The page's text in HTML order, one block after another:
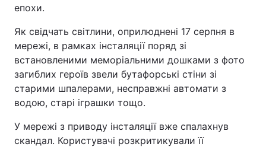
Економіка
Спорт Наука
Техно і зв'язок Лайт
Зброя Інциденти
Цікавинки Погода
епохи.
Як свідчать світлини, оприлюднені 17 серпня в
мережі, в рамках інсталяції поряд зі
встановленими меморіальними дошками з фото
загиблих героїв звели бутафорські стіни зі
старими шпалерами, несправжні автомати з
водою, старі іграшки тощо.
У мережі з приводу інсталяції вже спалахнув
скандал. Користувачі розкритикували її